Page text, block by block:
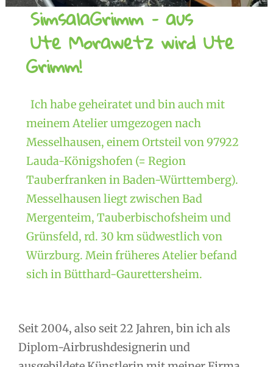
SimsalaGrimm – aus
Ute Morawetz wird Ute
Grimm!
Ich habe geheiratet und bin auch mit
meinem Atelier umgezogen nach
Messelhausen, einem Ortsteil von 97922
Lauda-Königshofen (= Region
Tauberfranken in Baden-Württemberg).
Messelhausen liegt zwischen Bad
Mergenteim, Tauberbischofsheim und
Grünsfeld, rd. 30 km südwestlich von
Würzburg. Mein früheres Atelier befand
sich in Bütthard-Gaurettersheim.
Seit 2004, also seit 22 Jahren, bin ich als
Diplom-Airbrushdesignerin und